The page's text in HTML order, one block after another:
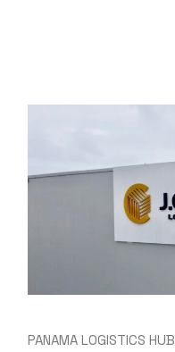
PANAMA LOGISTICS HUB